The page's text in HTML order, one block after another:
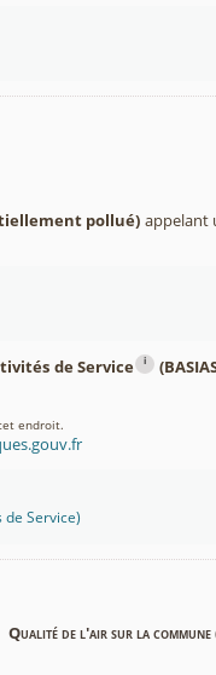
pollué) appelant
de Service i
endroit.
de Service)
Qualité de l'air sur la commune